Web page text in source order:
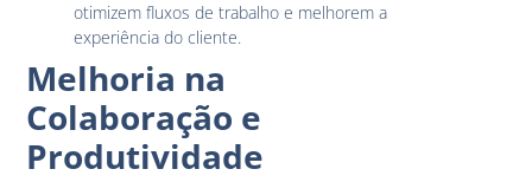
otimizem fluxos de trabalho e melhorem a
experiência do cliente.
Melhoria na
Colaboração e
Produtividade